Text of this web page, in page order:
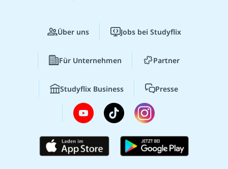
Über uns Jobs bei Studyflix
Für Unternehmen Partner
Studyflix Business Presse